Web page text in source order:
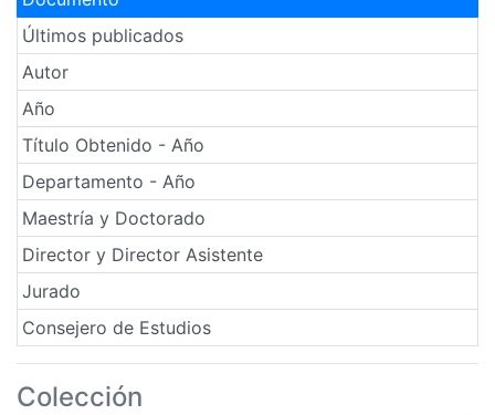
Últimos publicados
Autor
Año
Título Obtenido - Año
Departamento - Año
Maestría y Doctorado
Director y Director Asistente
Jurado
Consejero de Estudios
Colección